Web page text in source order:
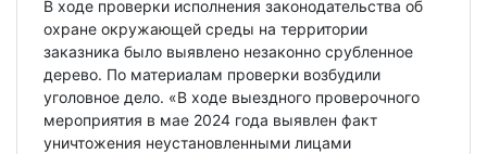
В ходе проверки исполнения законодательства об
охране окружающей среды на территории
заказника было выявлено незаконно срубленное
дерево. По материалам проверки возбудили
уголовное дело. «В ходе выездного проверочного
мероприятия в мае 2024 года выявлен факт
уничтожения неустановленными лицами